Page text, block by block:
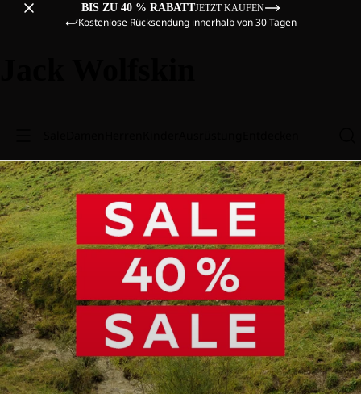
BIS ZU 40 % RABATTJETZT KAUFEN
Kostenlose Rücksendung innerhalb von 30 Tagen